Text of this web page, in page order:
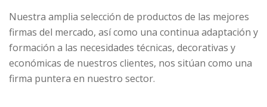
Nuestra amplia selección de productos de las mejores
firmas del mercado, así como una continua adaptación y
formación a las necesidades técnicas, decorativas y
económicas de nuestros clientes, nos sitúan como una
firma puntera en nuestro sector.